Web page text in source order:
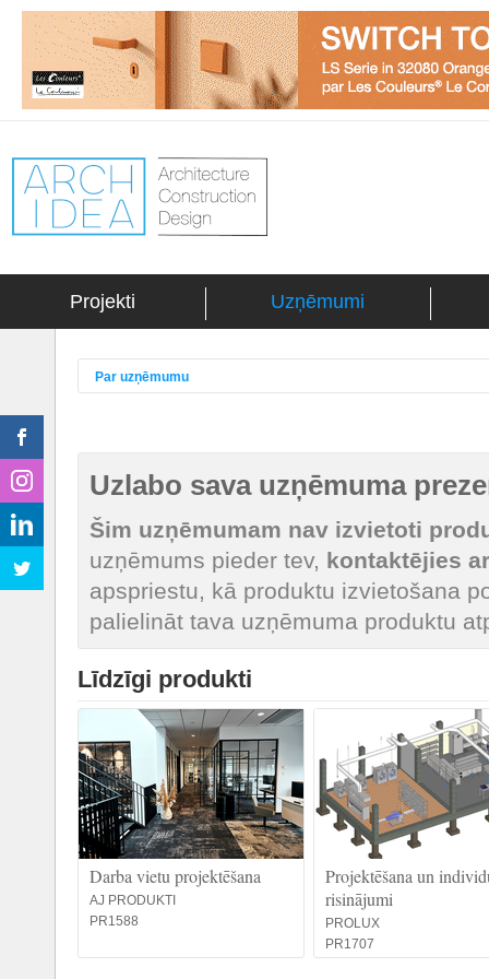
Projekti Uzņēmumi
Par uzņēmumu
Uzlabo sava uzņēmuma
Šim uzņēmumam nav izvietoti
uzņēmums pieder tev, kontaktējies
apspriestu, kā produktu izvietošana
palielināt tava uzņēmuma produktu
Līdzīgi produkti
Darba vietu projektēšana
AJ PRODUKTI
PR1588
Projektēšana un
risinājumi
PROLUX
PR1707